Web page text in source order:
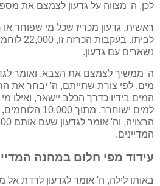
לכן, ה' מצווה על גדעון לצמצם את
ראשית, גדעון מכריז שכל מי שפוחד
נשארים עם גדעון.
ה' ממשיך לצמצם את הצבא, ואומר
מים. לפי צורת שתייתם, ה' יבחר את
המים בידיו כדרך הכלב יישאר, ואילו
המדיינים.
עידוד מפי חלום במחנה
באותו לילה, ה' אומר לגדעון לרדת אל